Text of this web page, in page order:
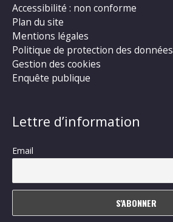
Accessibilité : non conforme
Plan du site
Mentions légales
Politique de protection des données
Gestion des cookies
Enquête publique
Lettre d’information
Email